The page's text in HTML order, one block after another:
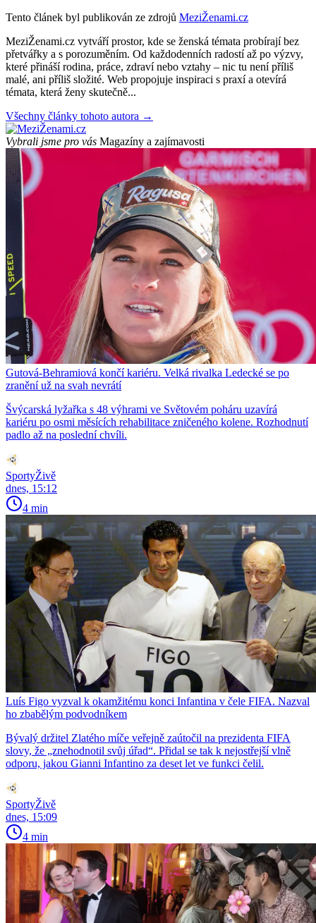
Tento článek byl publikován ze zdrojů MeziŽenami.cz
MeziŽenami.cz vytváří prostor, kde se ženská témata probírají bez
přetvářky a s porozuměním. Od každodenních radostí až po výzvy,
které přináší rodina, práce, zdraví nebo vztahy – nic tu není příliš
malé, ani příliš složité. Web propojuje inspiraci s praxí a otevírá
témata, která ženy skutečně...
Všechny články tohoto autora →
Vybrali jsme pro vás Magazíny a zajímavosti
Gutová-Behramiová končí kariéru. Velká rivalka Ledecké se po
zranění už na svah nevrátí
Švýcarská lyžařka s 48 výhrami ve Světovém poháru uzavírá
kariéru po osmi měsících rehabilitace zničeného kolene. Rozhodnutí
padlo až na poslední chvíli.
SportyŽivě
dnes, 15:12
4 min
Luís Figo vyzval k okamžitému konci Infantina v čele FIFA. Nazval
ho zbabělým podvodníkem
Bývalý držitel Zlatého míče veřejně zaútočil na prezidenta FIFA
slovy, že „znehodnotil svůj úřad“. Přidal se tak k nejostřejší vlně
odporu, jakou Gianni Infantino za deset let ve funkci čelil.
SportyŽivě
dnes, 15:09
4 min